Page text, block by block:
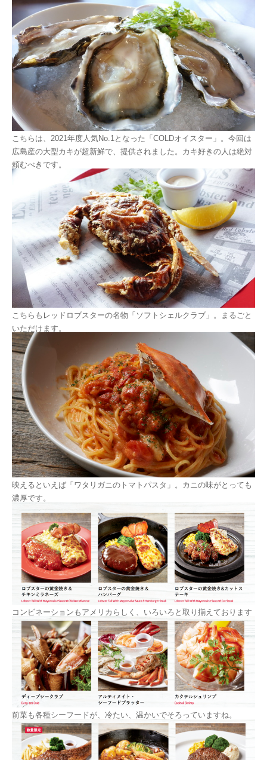
こちらは、2021年度人気No.1となった「COLDオイスター」。今回は
広島産の大型カキが超新鮮で、提供されました。カキ好きの人は絶対
頼むべきです。
こちらもレッドロブスターの名物「ソフトシェルクラブ」。まるごと
いただけます。
映えるといえば「ワタリガニのトマトパスタ」。カニの味がとっても
濃厚です。
コンビネーションもアメリカらしく、いろいろと取り揃えております
前菜も各種シーフードが、冷たい、温かいでそろっていますね。